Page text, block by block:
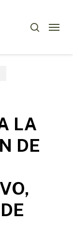
Menu
LA
DE